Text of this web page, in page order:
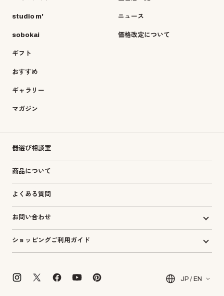
studio m'
sobokai
ギフト
おすすめ
ギャラリー
マガジン
ニュース
価格改定について
器選び相談室
商品について
よくある質問
お問い合わせ
ショッピングご利用ガイド
JP / EN